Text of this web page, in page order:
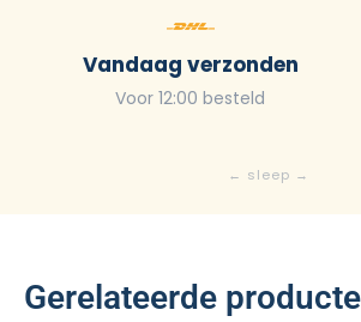
Vandaag verzonden
Voor 12:00 besteld
Gerelateerde